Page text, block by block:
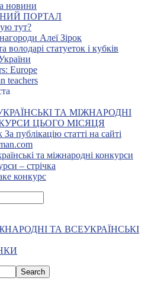
новини
ПОРТАЛ
тут?
Алеї Зірок
володарі статуеток і кубків
Europe
teachers
ТА МІЖНАРОДНІ
ЦЬОГО МІСЯЦЯ
публікацію статті на сайті
та міжнародні конкурси
– стрічка
конкурс
ТА ВСЕУКРАЇНСЬКІ